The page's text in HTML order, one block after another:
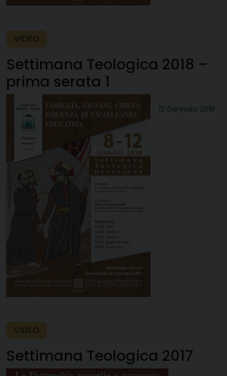
VIDEO
Settimana Teologica 2018 –
prima serata 1
12 Gennaio 2018
VIDEO
Settimana Teologica 2017